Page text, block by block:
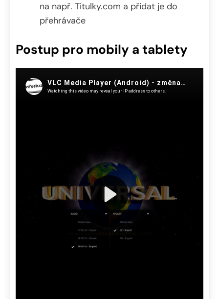
na např. Titulky.com a přidat je do
přehrávače
Postup pro mobily a tablety